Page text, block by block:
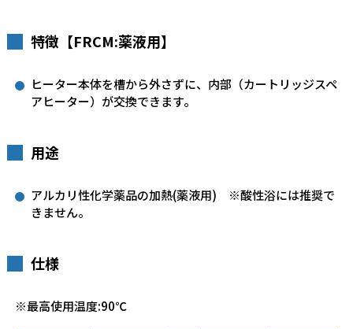
特徴【FRCM:薬液用】
ヒーター本体を槽から外さずに、内部（カートリッジスペ
アヒーター）が交換できます。
用途
アルカリ性化学薬品の加熱(薬液用) ※酸性浴には推奨で
きません。
仕様
※最高使用温度:90℃